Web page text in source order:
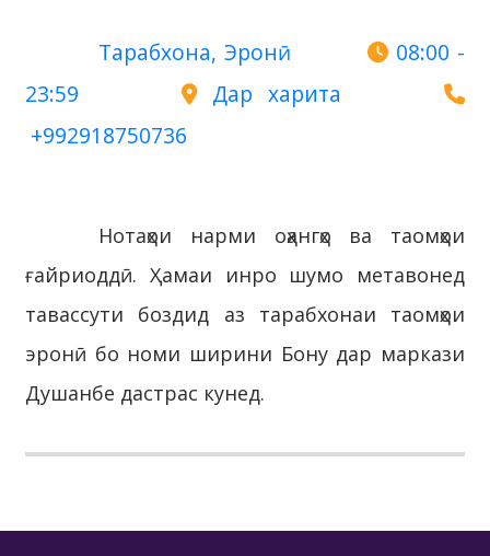
Тарабхона, Эронӣ
08:00 -
23:59
Дар харита
+992918750736
Нотаҳои нарми оҳангҳо ва таомҳои
ғайриоддӣ. Ҳамаи инро шумо метавонед
тавассути боздид аз тарабхонаи таомҳои
эронӣ бо номи ширини Бону дар маркази
Душанбе дастрас кунед.